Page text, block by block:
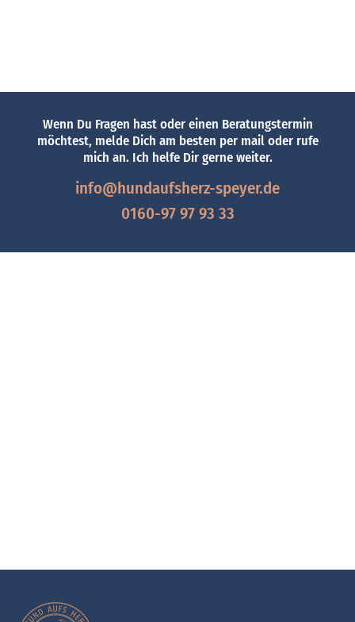
Wenn Du Fragen hast oder einen Beratungstermin
möchtest, melde Dich am besten per mail oder rufe
mich an. Ich helfe Dir gerne weiter.
info@hundaufsherz-speyer.de
0160-97 97 93 33